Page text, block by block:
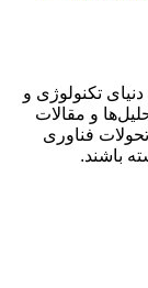
تکنولوژی و
و مقالات
فناوری
باشند.